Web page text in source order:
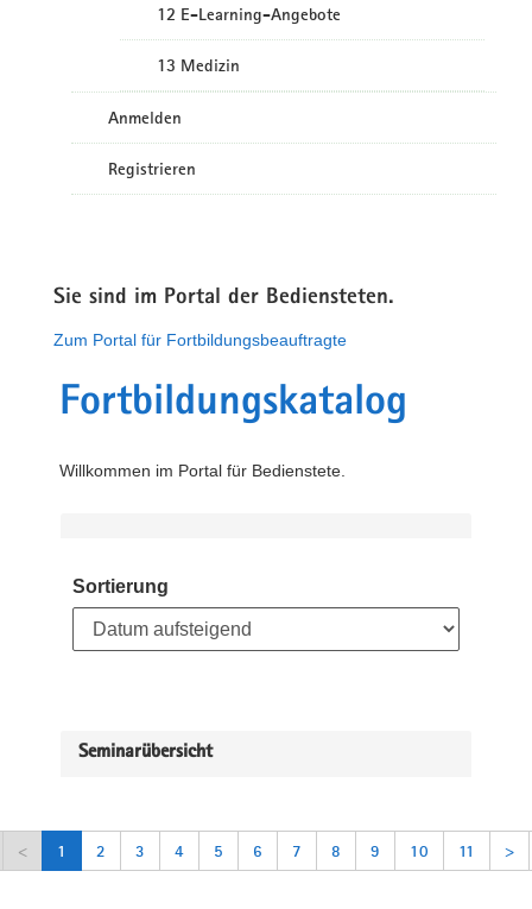
12 E-Learning-Angebote
13 Medizin
Anmelden
Registrieren
Sie sind im Portal der Bediensteten.
Zum Portal für Fortbildungsbeauftragte
Fortbildungskatalog
Willkommen im Portal für Bedienstete.
Sortierung
Seminarübersicht
< 1 2 3 4 5 6 7 8 9 10 11 >